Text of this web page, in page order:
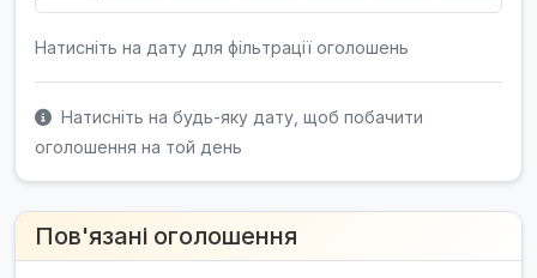
Натисніть на дату для фільтрації оголошень
Натисніть на будь-яку дату, щоб побачити
оголошення на той день
Пов'язані оголошення